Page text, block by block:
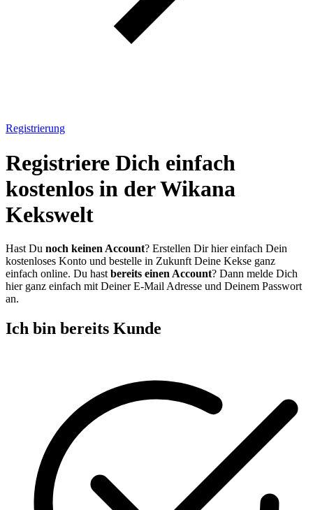
Registrierung
Registriere Dich einfach
kostenlos in der Wikana
Kekswelt
Hast Du noch keinen Account? Erstellen Dir hier einfach Dein
kostenloses Konto und bestelle in Zukunft Deine Kekse ganz
einfach online. Du hast bereits einen Account? Dann melde Dich
hier ganz einfach mit Deiner E-Mail Adresse und Deinem Passwort
an.
Ich bin bereits Kunde